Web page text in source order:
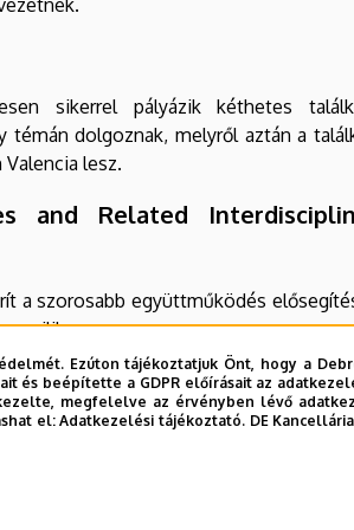
sikerrel pályázik kéthetes
témán dolgoznak, melyről aztán a
lesz.
and Related
a szorosabb együttműködés
zajlik.
rendelkező hallgatói egyéves
Ezúton tájékoztatjuk Önt, hogy a
és beépítette a GDPR előírásait az
megfelelve az érvényben lévő
el:Adatkezelési tájékoztató. DE